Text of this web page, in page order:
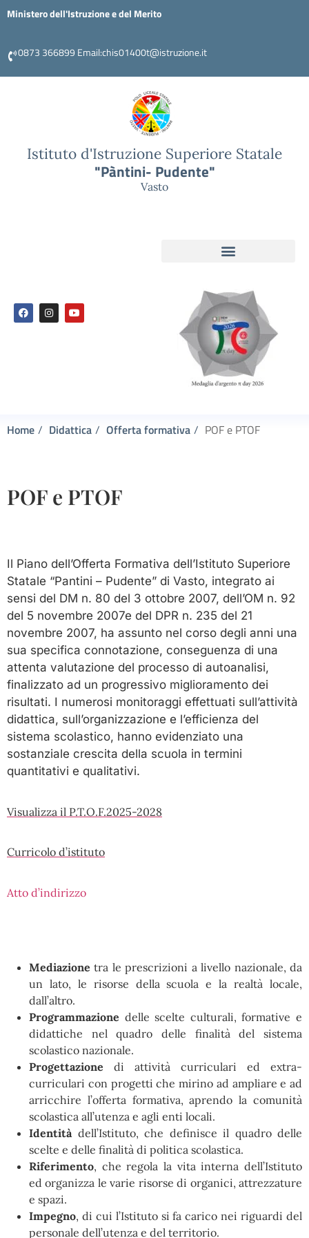
Ministero dell'Istruzione e del Merito
0873 366899 Email:chis01400t@istruzione.it
Istituto d'Istruzione Superiore Statale
"Pàntini- Pudente"
Vasto
Home Didattica Offerta formativa POF e PTOF
POF e PTOF
Il Piano dell’Offerta Formativa dell’Istituto Superiore
Statale “Pantini – Pudente” di Vasto, integrato ai
sensi del DM n. 80 del 3 ottobre 2007, dell’OM n. 92
del 5 novembre 2007e del DPR n. 235 del 21
novembre 2007, ha assunto nel corso degli anni una
sua specifica connotazione, conseguenza di una
attenta valutazione del processo di autoanalisi,
finalizzato ad un progressivo miglioramento dei
risultati. I numerosi monitoraggi effettuati sull’attività
didattica, sull’organizzazione e l’efficienza del
sistema scolastico, hanno evidenziato una
sostanziale crescita della scuola in termini
quantitativi e qualitativi.
Visualizza il P.T.O.F.2025-2028
Curricolo d’istituto
Atto d’indirizzo
Mediazione tra le prescrizioni a livello nazionale, da
un lato, le risorse della scuola e la realtà locale,
dall’altro.
Programmazione delle scelte culturali, formative e
didattiche nel quadro delle finalità del sistema
scolastico nazionale.
Progettazione di attività curriculari ed extra-
curriculari con progetti che mirino ad ampliare e ad
arricchire l’offerta formativa, aprendo la comunità
scolastica all’utenza e agli enti locali.
Identitàdell’Istituto, che definisce il quadro delle
scelte e delle finalità di politica scolastica.
Riferimento, che regola la vita interna dell’Istituto
ed organizza le varie risorse di organici, attrezzature
e spazi.
Impegno, di cui l’Istituto si fa carico nei riguardi del
personale dell’utenza e del territorio.